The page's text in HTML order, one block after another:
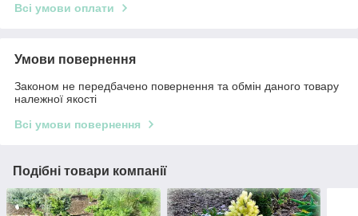
Всі умови оплати
Умови повернення
Законом не передбачено повернення та обмін даного товару
належної якості
Всі умови повернення
Подібні товари компанії